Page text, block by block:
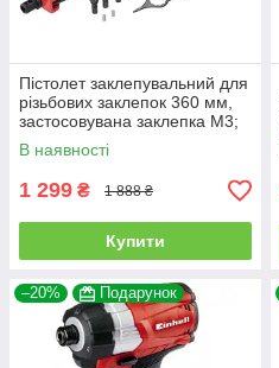
Пістолет заклепувальний для
різьбових заклепок 360 мм,
застосовувана заклепка M3;
M4; M5; M6; M8; M10, Storm
INTERTOOL RT-0020
В наявності
1 299 ₴ 1 888 ₴
Купити
–20% Подарунок